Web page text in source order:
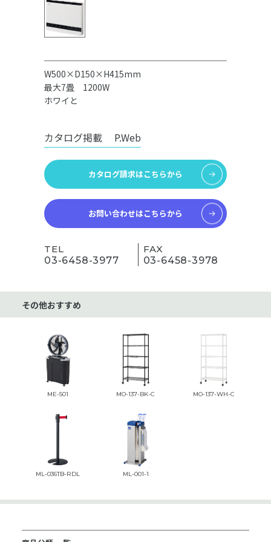
W500×D150×H415mm
最大7畳 1200W
ホワイと
カタログ掲載 P.Web
カタログ請求はこちらから
お問い合わせはこちらから
TEL
03-6458-3977
FAX
03-6458-3978
その他おすすめ
ME-501 MO-137-BK-C MO-137-WH-C
ML-036TB-RDL ML-001-1